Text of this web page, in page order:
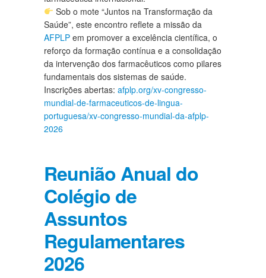
Sob o mote “Juntos na Transformação da
Saúde”, este encontro reflete a missão da
AFPLP em promover a excelência científica, o
reforço da formação contínua e a consolidação
da intervenção dos farmacêuticos como pilares
fundamentais dos sistemas de saúde.
Inscrições abertas: afplp.org/xv-congresso-
mundial-de-farmaceuticos-de-lingua-
portuguesa/xv-congresso-mundial-da-afplp-
2026
Reunião Anual do
Colégio de
Assuntos
Regulamentares
2026